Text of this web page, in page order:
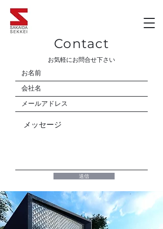
Contact
お気軽にお問合せ下さい
送信